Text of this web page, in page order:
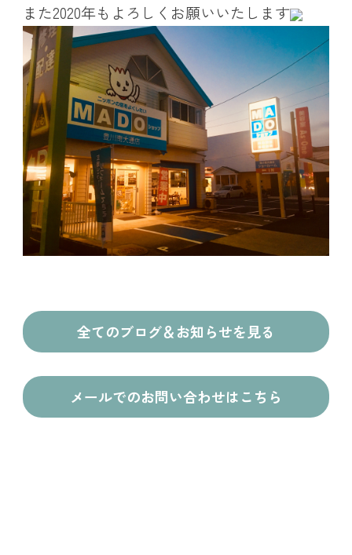
また2020年もよろしくお願いいたします
全てのブログ＆お知らせを見る
メールでのお問い合わせはこちら